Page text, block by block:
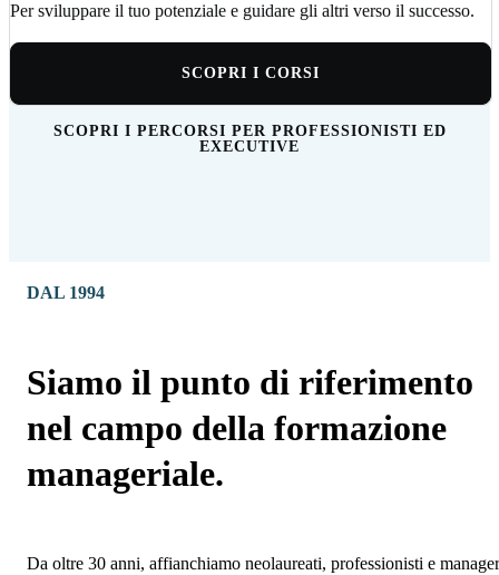
Per sviluppare il tuo potenziale e guidare gli altri verso il successo.
SCOPRI I CORSI
SCOPRI I PERCORSI PER PROFESSIONISTI ED
EXECUTIVE
DAL 1994
Siamo il punto di riferimento
nel campo della formazione
manageriale.
Da oltre 30 anni, affianchiamo neolaureati, professionisti e manager